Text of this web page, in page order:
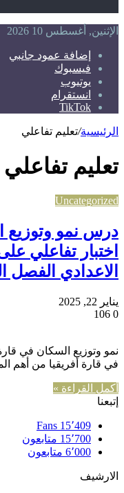
الإثنين, أغسطس 10 2026
إضافة عمود جانبي
فيسبوك
يوتيوب
انستقرام
TikTok
الرئيسية/تعليم تفاعلي
تعليم تفاعلي
Uncategorized
درس نمو وتوزيع
اختبار تفاعلي
الاعدادي الفصل
يناير 22, 2025
0
نمو وتوزيع السكان في
في قارة أفريقيا من أهم
أكمل القراءة »
إتبعنا
15٬409 Fans
15٬700 متابعون
6٬000 متابعون
الارشيف